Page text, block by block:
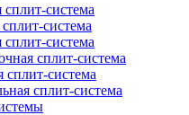
сплит-система
система
сплит-система
сплит-система
сплит-система
сплит-система